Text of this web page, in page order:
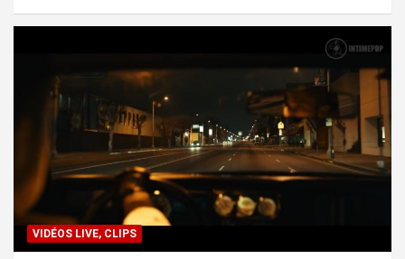
VIDÉOS LIVE, CLIPS